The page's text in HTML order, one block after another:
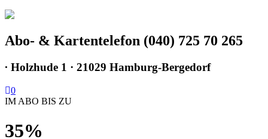
Abo- & Kartentelefon (040) 725 70 265
∙ Holzhude 1 · 21029 Hamburg-Bergedorf
0
IM ABO BIS ZU
35%